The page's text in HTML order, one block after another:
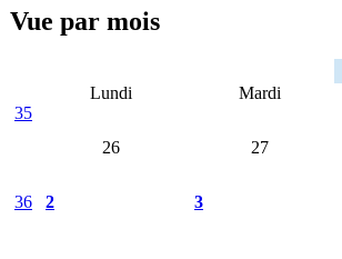
Vue par mois
Lundi Mardi
35
26
27
36 2 3